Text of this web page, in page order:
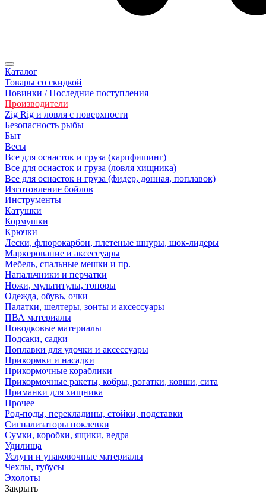
Каталог
Товары со скидкой
Новинки / Последние поступления
Производители
Zig Rig и ловля с поверхности
Безoпасность рыбы
Быт
Весы
Все для оснасток и груза (карпфишинг)
Все для оснасток и груза (ловля хищника)
Все для оснасток и груза (фидер, донная, поплавок)
Изготовление бойлов
Инструменты
Катушки
Кормушки
Крючки
Лески, флюрокарбон, плетеные шнуры, шок-лидеры
Маркерование и аксессуары
Мебель, спальные мешки и пр.
Напальчники и перчатки
Ножи, мультитулы, топоры
Одежда, обувь, очки
Палатки, шелтеры, зонты и аксессуары
ПВА материалы
Поводковые материалы
Подсаки, садки
Поплавки для удочки и аксессуары
Прикормки и насадки
Прикормочные кораблики
Прикормочные ракеты, кобры, рогатки, ковши, сита
Приманки для хищника
Прочее
Род-поды, перекладины, стойки, подставки
Сигнализаторы поклевки
Сумки, коробки, ящики, ведра
Удилища
Услуги и упаковочные материалы
Чехлы, тубусы
Эхолоты
Закрыть